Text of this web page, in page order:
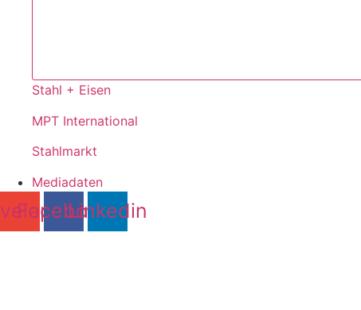
Stahl + Eisen
MPT International
Stahlmarkt
Mediadaten
Facebook
Linkedin